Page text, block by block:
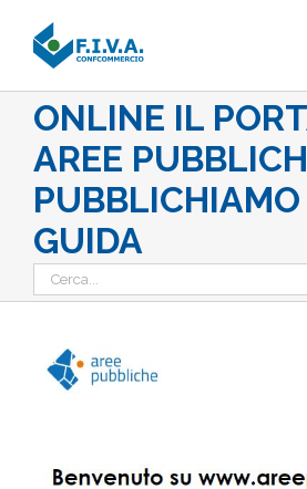
ONLINE IL
AREE
GUIDA
Cerca
per:
Ingrandisci
immagine